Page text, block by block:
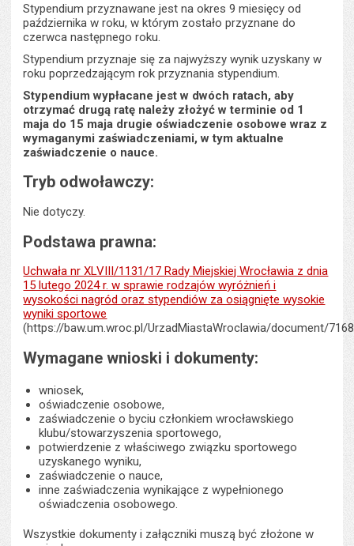
Stypendium przyznawane jest na okres 9 miesięcy od
października w roku, w którym zostało przyznane do
czerwca następnego roku.
Stypendium przyznaje się za najwyższy wynik uzyskany w
roku poprzedzającym rok przyznania stypendium.
Stypendium wypłacane jest w dwóch ratach, aby
otrzymać drugą ratę należy złożyć w terminie od 1
maja do 15 maja drugie oświadczenie osobowe wraz z
wymaganymi zaświadczeniami, w tym aktualne
zaświadczenie o nauce.
Tryb odwoławczy:
Nie dotyczy.
Podstawa prawna:
Uchwała nr XLVIII/1131/17 Rady Miejskiej Wrocławia z dnia
15 lutego 2024 r. w sprawie rodzajów wyróżnień i
wysokości nagród oraz stypendiów za osiągnięte wysokie
wyniki sportowe
(https://baw.um.wroc.pl/UrzadMiastaWroclawia/document/
Wymagane wnioski i dokumenty:
wniosek,
oświadczenie osobowe,
zaświadczenie o byciu członkiem wrocławskiego
klubu/stowarzyszenia sportowego,
potwierdzenie z właściwego związku sportowego
uzyskanego wyniku,
zaświadczenie o nauce,
inne zaświadczenia wynikające z wypełnionego
oświadczenia osobowego.
Wszystkie dokumenty i załączniki muszą być złożone w